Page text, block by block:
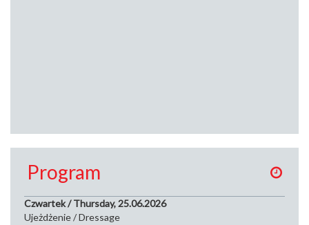
Program
Czwartek / Thursday, 25.06.2026
Ujeżdżenie / Dressage